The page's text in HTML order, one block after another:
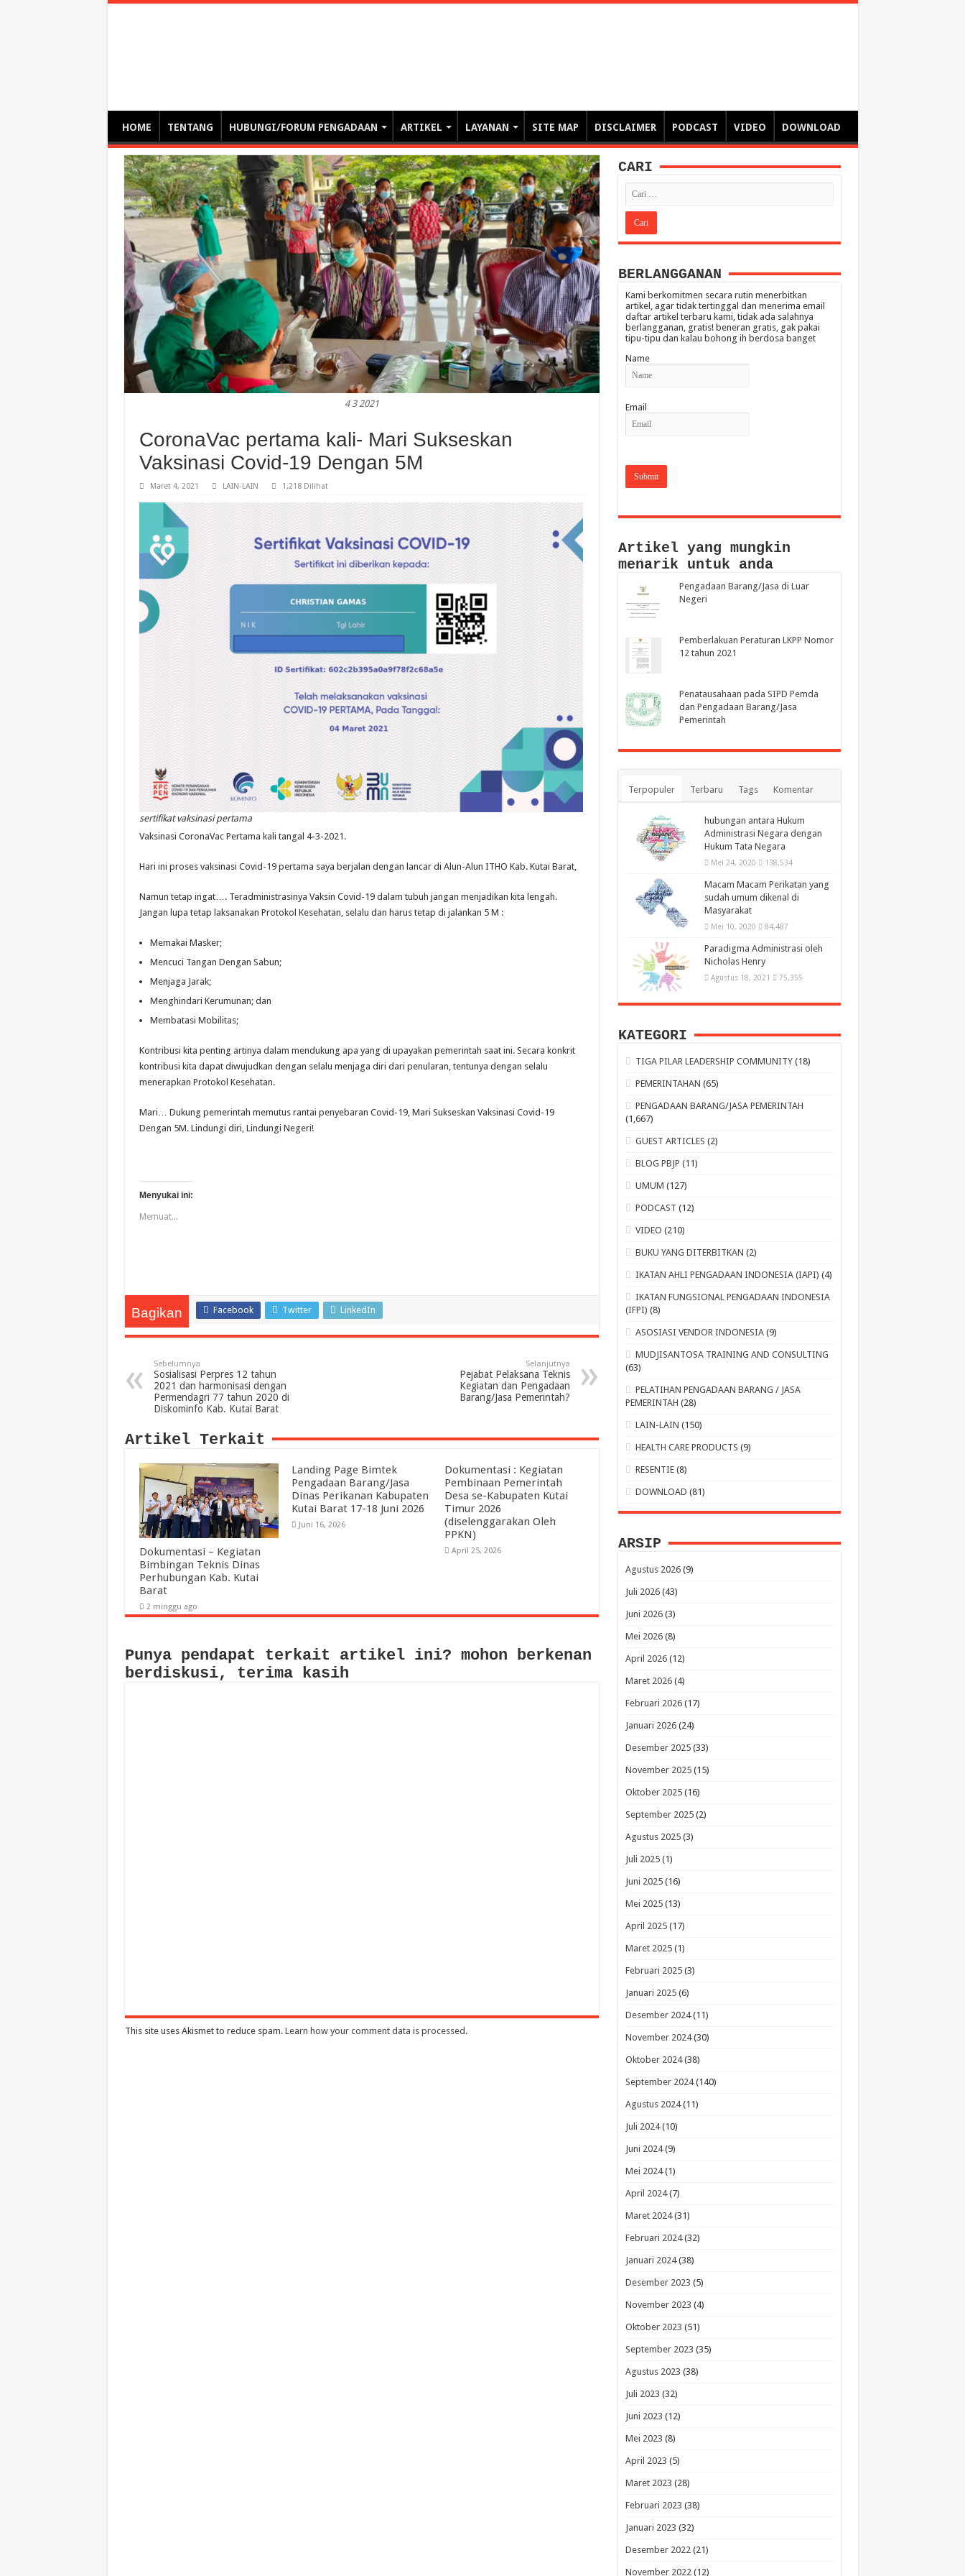
HOME TENTANG HUBUNGI/FORUM PENGADAAN ARTIKEL LAYANAN SITE MAP DISCLAIMER PODCAST VIDEO DOWNLOAD
4 3 2021
CoronaVac pertama kali- Mari Sukseskan
Vaksinasi Covid-19 Dengan 5M
Maret 4, 2021 LAIN-LAIN 1,218 Dilihat
sertifikat vaksinasi pertama
Vaksinasi CoronaVac Pertama kali tangal 4-3-2021.
Hari ini proses vaksinasi Covid-19 pertama saya berjalan dengan lancar di Alun-Alun ITHO Kab. Kutai Barat,
Namun tetap ingat…. Teradministrasinya Vaksin Covid-19 dalam tubuh jangan menjadikan kita lengah.
Jangan lupa tetap laksanakan Protokol Kesehatan, selalu dan harus tetap di jalankan 5 M :
Memakai Masker;
Mencuci Tangan Dengan Sabun;
Menjaga Jarak;
Menghindari Kerumunan; dan
Membatasi Mobilitas;
Kontribusi kita penting artinya dalam mendukung apa yang di upayakan pemerintah saat ini. Secara konkrit
kontribusi kita dapat diwujudkan dengan selalu menjaga diri dari penularan, tentunya dengan selalu
menerapkan Protokol Kesehatan.
Mari… Dukung pemerintah memutus rantai penyebaran Covid-19, Mari Sukseskan Vaksinasi Covid-19
Dengan 5M. Lindungi diri, Lindungi Negeri!
Menyukai ini:
Memuat...
Bagikan Facebook Twitter LinkedIn
Sebelumnya
Sosialisasi Perpres 12 tahun
2021 dan harmonisasi dengan
Permendagri 77 tahun 2020 di
Diskominfo Kab. Kutai Barat
Selanjutnya
Pejabat Pelaksana Teknis
Kegiatan dan Pengadaan
Barang/Jasa Pemerintah?
Artikel Terkait
Dokumentasi – Kegiatan
Bimbingan Teknis Dinas
Perhubungan Kab. Kutai
Barat
2 minggu ago
Landing Page Bimtek
Pengadaan Barang/Jasa
Dinas Perikanan Kabupaten
Kutai Barat 17-18 Juni 2026
Juni 16, 2026
Dokumentasi : Kegiatan
Pembinaan Pemerintah
Desa se-Kabupaten Kutai
Timur 2026
(diselenggarakan Oleh
PPKN)
April 25, 2026
Punya pendapat terkait artikel ini? mohon berkenan
berdiskusi, terima kasih
This site uses Akismet to reduce spam. Learn how your comment data is processed .
CARI
BERLANGGANAN
Kami berkomitmen secara rutin menerbitkan
artikel, agar tidak tertinggal dan menerima email
daftar artikel terbaru kami, tidak ada salahnya
berlangganan, gratis! beneran gratis, gak pakai
tipu-tipu dan kalau bohong ih berdosa banget
Name
Email
Artikel yang mungkin
menarik untuk anda
Pengadaan Barang/Jasa di Luar
Negeri
Pemberlakuan Peraturan LKPP Nomor
12 tahun 2021
Penatausahaan pada SIPD Pemda
dan Pengadaan Barang/Jasa
Pemerintah
Terpopuler Terbaru Tags Komentar
hubungan antara Hukum
Administrasi Negara dengan
Hukum Tata Negara
Mei 24, 2020 138,534
Macam Macam Perikatan yang
sudah umum dikenal di
Masyarakat
Mei 10, 2020 84,487
Paradigma Administrasi oleh
Nicholas Henry
Agustus 18, 2021 75,355
KATEGORI
TIGA PILAR LEADERSHIP COMMUNITY (18)
PEMERINTAHAN (65)
PENGADAAN BARANG/JASA PEMERINTAH
(1,667)
GUEST ARTICLES (2)
BLOG PBJP (11)
UMUM (127)
PODCAST (12)
VIDEO (210)
BUKU YANG DITERBITKAN (2)
IKATAN AHLI PENGADAAN INDONESIA (IAPI) (4)
IKATAN FUNGSIONAL PENGADAAN INDONESIA
(IFPI) (8)
ASOSIASI VENDOR INDONESIA (9)
MUDJISANTOSA TRAINING AND CONSULTING
(63)
PELATIHAN PENGADAAN BARANG / JASA
PEMERINTAH (28)
LAIN-LAIN (150)
HEALTH CARE PRODUCTS (9)
RESENTIE (8)
DOWNLOAD (81)
ARSIP
Agustus 2026(9)
Juli 2026(43)
Juni 2026(3)
Mei 2026(8)
April 2026(12)
Maret 2026(4)
Februari 2026(17)
Januari 2026(24)
Desember 2025(33)
November 2025(15)
Oktober 2025(16)
September 2025(2)
Agustus 2025(3)
Juli 2025(1)
Juni 2025(16)
Mei 2025(13)
April 2025(17)
Maret 2025(1)
Februari 2025(3)
Januari 2025(6)
Desember 2024(11)
November 2024(30)
Oktober 2024(38)
September 2024(140)
Agustus 2024(11)
Juli 2024(10)
Juni 2024(9)
Mei 2024(1)
April 2024(7)
Maret 2024(31)
Februari 2024(32)
Januari 2024(38)
Desember 2023 (5)
November 2023 (4)
Oktober 2023 (51)
September 2023 (35)
Agustus 2023 (38)
Juli 2023 (32)
Juni 2023 (12)
Mei 2023 (8)
April 2023 (5)
Maret 2023 (28)
Februari 2023 (38)
Januari 2023 (32)
Desember 2022(21)
November 2022(12)